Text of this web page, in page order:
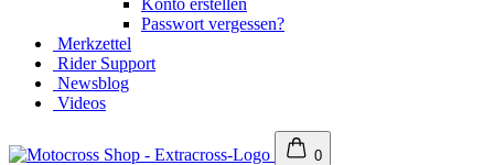
Konto erstellen
Passwort vergessen?
Merkzettel
Rider Support
Newsblog
Videos
0